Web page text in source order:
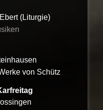
(Liturgie)
von Schütz